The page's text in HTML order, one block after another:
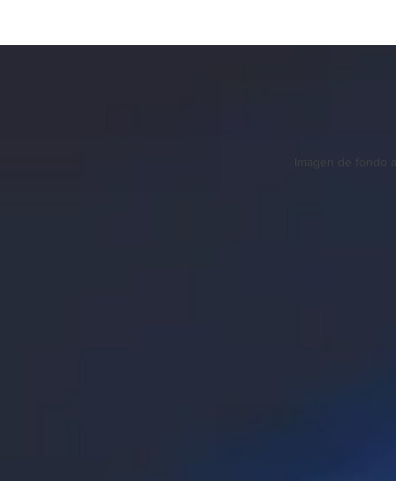
Imagen de fondo